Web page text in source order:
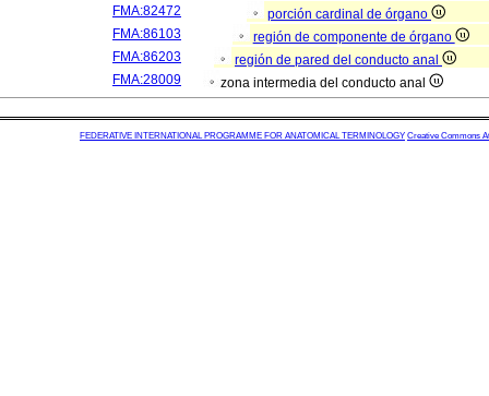
FMA:82472
porción cardinal de órgano
FMA:86103
región de componente de órgano
FMA:86203
región de pared del conducto anal
FMA:28009
zona intermedia del conducto anal
FEDERATIVE INTERNATIONAL PROGRAMME FOR ANATOMICAL TERMINOLOGY Creative Commons